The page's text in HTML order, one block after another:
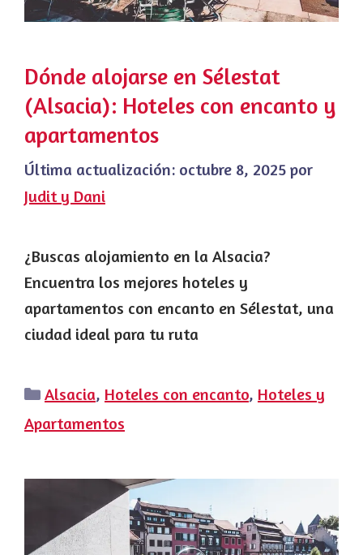
Dónde alojarse en Sélestat
(Alsacia): Hoteles con encanto y
apartamentos
Última actualización: octubre 8, 2025 por
Judit y Dani
¿Buscas alojamiento en la Alsacia?
Encuentra los mejores hoteles y
apartamentos con encanto en Sélestat, una
ciudad ideal para tu ruta
Categorías
Alsacia, Hoteles con encanto, Hoteles y
Apartamentos